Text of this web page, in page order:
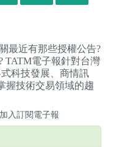
最近有那些授權公告?
TATM電子報針對台灣
科技發展、商情訊
握技術交易領域的趨
入訂閱電子報